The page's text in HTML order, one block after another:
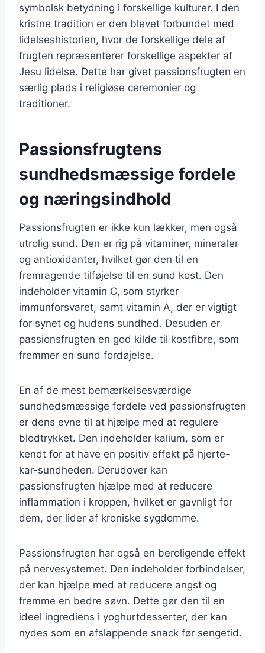
symbolsk betydning i forskellige kulturer. I den
kristne tradition er den blevet forbundet med
lidelseshistorien, hvor de forskellige dele af
frugten repræsenterer forskellige aspekter af
Jesu lidelse. Dette har givet passionsfrugten en
særlig plads i religiøse ceremonier og
traditioner.
Passionsfrugtens
sundhedsmæssige fordele
og næringsindhold
Passionsfrugten er ikke kun lækker, men også
utrolig sund. Den er rig på vitaminer, mineraler
og antioxidanter, hvilket gør den til en
fremragende tilføjelse til en sund kost. Den
indeholder vitamin C, som styrker
immunforsvaret, samt vitamin A, der er vigtigt
for synet og hudens sundhed. Desuden er
passionsfrugten en god kilde til kostfibre, som
fremmer en sund fordøjelse.
En af de mest bemærkelsesværdige
sundhedsmæssige fordele ved passionsfrugten
er dens evne til at hjælpe med at regulere
blodtrykket. Den indeholder kalium, som er
kendt for at have en positiv effekt på hjerte-
kar-sundheden. Derudover kan
passionsfrugten hjælpe med at reducere
inflammation i kroppen, hvilket er gavnligt for
dem, der lider af kroniske sygdomme.
Passionsfrugten har også en beroligende effekt
på nervesystemet. Den indeholder forbindelser,
der kan hjælpe med at reducere angst og
fremme en bedre søvn. Dette gør den til en
ideel ingrediens i yoghurtdesserter, der kan
nydes som en afslappende snack før sengetid.